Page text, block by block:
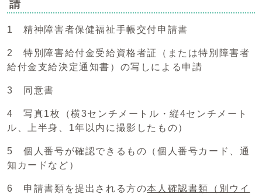
請
1 精神障害者保健福祉手帳交付申請書
2 特別障害給付金受給資格者証（または特別障害者
給付金支給決定通知書）の写しによる申請
3 同意書
4 写真1枚（横3センチメートル・縦4センチメート
ル、上半身、1年以内に撮影したもの）
5 個人番号が確認できるもの（個人番号カード、通
知カードなど）
6 申請書類を提出される方の本人確認書類
（別ウイ